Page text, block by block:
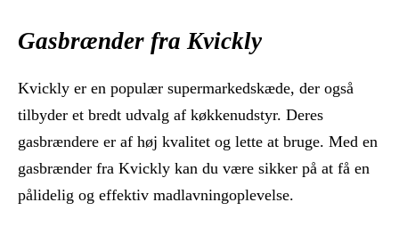
Gasbrænder fra Kvickly
Kvickly er en populær supermarkedskæde, der også
tilbyder et bredt udvalg af køkkenudstyr. Deres
gasbrændere er af høj kvalitet og lette at bruge. Med en
gasbrænder fra Kvickly kan du være sikker på at få en
pålidelig og effektiv madlavningoplevelse.